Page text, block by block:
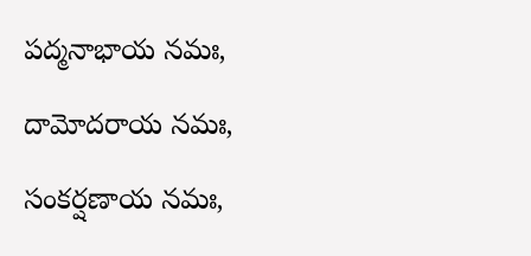
పద్మనాభాయ నమః,
దామోదరాయ నమః,
సంకర్షణాయ నమః,